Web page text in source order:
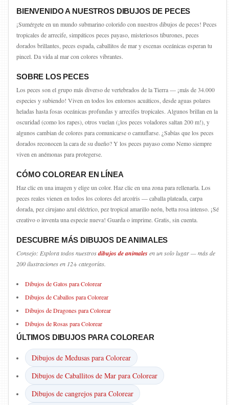
BIENVENIDO A NUESTROS DIBUJOS DE PECES
¡Sumérgete en un mundo submarino colorido con nuestros dibujos de peces! Peces
tropicales de arrecife, simpáticos peces payaso, misteriosos tiburones, peces
dorados brillantes, peces espada, caballitos de mar y escenas oceánicas esperan tu
pincel. Da vida al mar con colores vibrantes.
SOBRE LOS PECES
Los peces son el grupo más diverso de vertebrados de la Tierra — ¡más de 34.000
especies y subiendo! Viven en todos los entornos acuáticos, desde aguas polares
heladas hasta fosas oceánicas profundas y arrecifes tropicales. Algunos brillan en la
oscuridad (como los rapes), otros vuelan (¡los peces voladores saltan 200 m!), y
algunos cambian de colores para comunicarse o camuflarse. ¿Sabías que los peces
dorados reconocen la cara de su dueño? Y los peces payaso como Nemo siempre
viven en anémonas para protegerse.
CÓMO COLOREAR EN LÍNEA
Haz clic en una imagen y elige un color. Haz clic en una zona para rellenarla. Los
peces reales vienen en todos los colores del arcoíris — caballa plateada, carpa
dorada, pez cirujano azul eléctrico, pez tropical amarillo neón, betta rosa intenso. ¡Sé
creativo o inventa una especie nueva! Guarda o imprime. Gratis, sin cuenta.
DESCUBRE MÁS DIBUJOS DE ANIMALES
Consejo: Explora todos nuestrosdibujos de animales en un solo lugar — más de
200 ilustraciones en 12+ categorías.
Dibujos de Gatos para Colorear
Dibujos de Caballos para Colorear
Dibujos de Dragones para Colorear
Dibujos de Rosas para Colorear
ÚLTIMOS DIBUJOS PARA COLOREAR
Dibujos de Medusas para Colorear
Dibujos de Caballitos de Mar para Colorear
Dibujos de cangrejos para Colorear